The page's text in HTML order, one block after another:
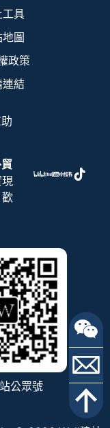
工具
圖
政策
連結
公眾號